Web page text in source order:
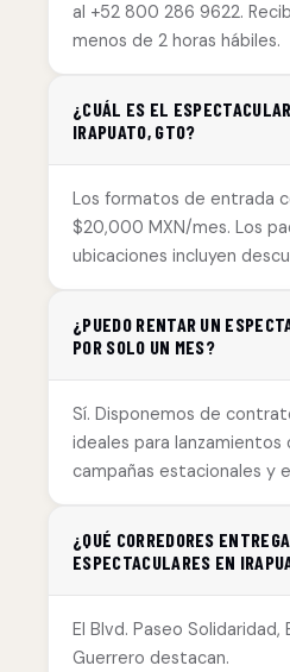
al +52 800 286 9622.
menos de 2 horas hábiles.
¿CUÁL ES EL
IRAPUATO, GTO?
Los formatos de entrada
$20,000 MXN/mes. Los
ubicaciones incluyen
¿PUEDO RENTAR UN
POR SOLO UN MES?
Sí. Disponemos de
ideales para
campañas estacionales y
¿QUÉ CORREDORES
ESPECTACULARES EN
El Blvd. Paseo Solidaridad,
Guerrero destacan.